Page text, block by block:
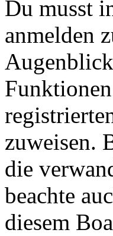
Du musst
anmelden
zuweisen.
die
beachte
diesem